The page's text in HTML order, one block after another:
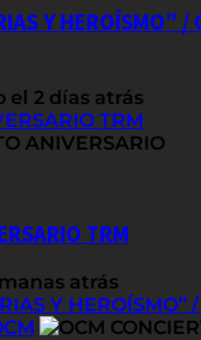
Y HEROÍSMO” /
el 2 días atrás
TRM
TRM
atrás
Y HEROÍSMO”